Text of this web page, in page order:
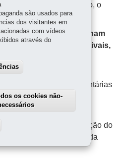
categoria na inscrição, o
projetos que tenham
a realização de festivais,
deverá se enquadrar,
uma das faixas orçamentárias
deste Edital;
e o Plano de Realização do
o projeto no momento da
são usados para
dos visitantes em
com vídeos
através do
os cookies não-